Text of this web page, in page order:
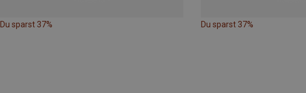
Du sparst 37% Du sparst 37%